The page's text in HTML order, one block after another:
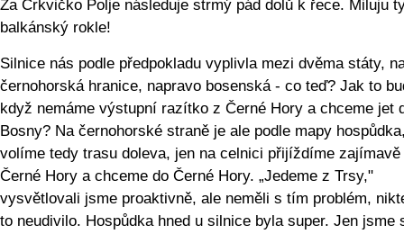
Za Crkvičko Polje následuje strmý pád dolů k řece. Miluju
balkánský rokle!
Silnice nás podle předpokladu vyplivla mezi dvěma státy,
černohorská hranice, napravo bosenská - co teď? Jak to
když nemáme výstupní razítko z Černé Hory a chceme jet
Bosny? Na černohorské straně je ale podle mapy
volíme tedy trasu doleva, jen na celnici přijíždíme
Černé Hory a chceme do Černé Hory. „Jedeme z Trsy,"
vysvětlovali jsme proaktivně, ale neměli s tím problém,
to neudivilo. Hospůdka hned u silnice byla super. Jen jsme